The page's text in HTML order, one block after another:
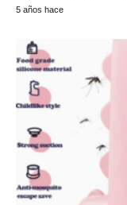
5 años hace